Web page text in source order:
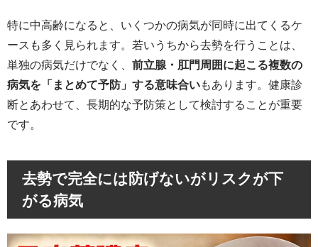
特に中高齢になると、いくつかの病気が同時に出てくるケ
ースも多く見られます。若いうちから去勢を行うことは、
単独の病気だけでなく、 前立腺・肛門周囲に起こる複数の
病気を「まとめて予防」する意味合いもあります。健康診
断とあわせて、長期的な予防策として検討することが重要
です。
去勢で完全には防げないがリスクが下
がる病気